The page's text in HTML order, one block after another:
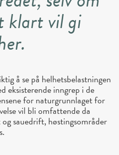
klart vil gi
å se på helhetsbelastningen
eksisterende inngrep i de
for naturgrunnlaget for
vil bli omfattende da
sauedrift, høstingsområder